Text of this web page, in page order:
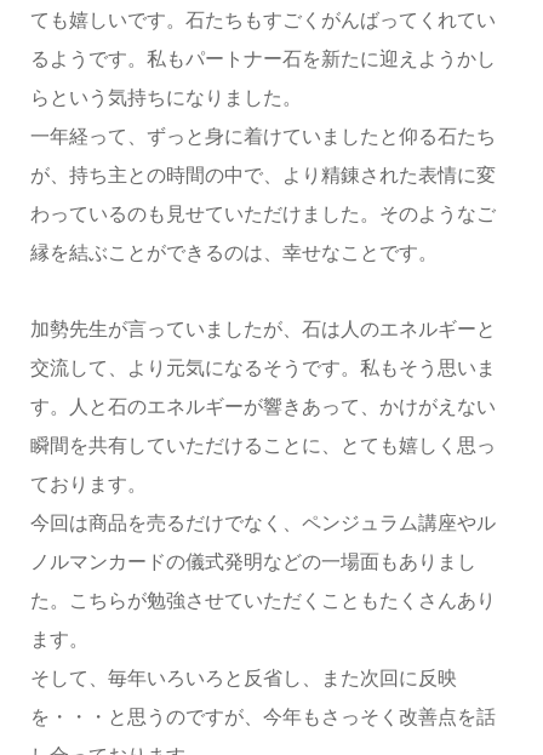
ても嬉しいです。石たちもすごくがんばってくれてい
るようです。私もパートナー石を新たに迎えようかし
らという気持ちになりました。
一年経って、ずっと身に着けていましたと仰る石たち
が、持ち主との時間の中で、より精錬された表情に変
わっているのも見せていただけました。そのようなご
縁を結ぶことができるのは、幸せなことです。
加勢先生が言っていましたが、石は人のエネルギーと
交流して、より元気になるそうです。私もそう思いま
す。人と石のエネルギーが響きあって、かけがえない
瞬間を共有していただけることに、とても嬉しく思っ
ております。
今回は商品を売るだけでなく、ペンジュラム講座やル
ノルマンカードの儀式発明などの一場面もありまし
た。こちらが勉強させていただくこともたくさんあり
ます。
そして、毎年いろいろと反省し、また次回に反映
を・・・と思うのですが、今年もさっそく改善点を話